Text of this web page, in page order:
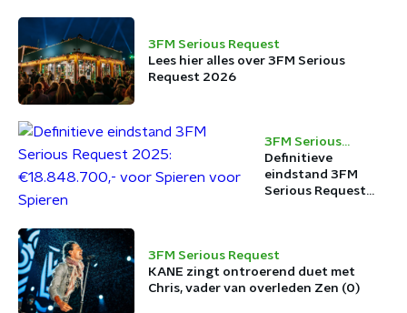
3FM Serious Request
Lees hier alles over 3FM Serious
Request 2026
3FM Serious
Request
Definitieve
eindstand 3FM
Serious Request
Spieren
3FM Serious Request
KANE zingt ontroerend duet met
Chris, vader van overleden Zen (0)